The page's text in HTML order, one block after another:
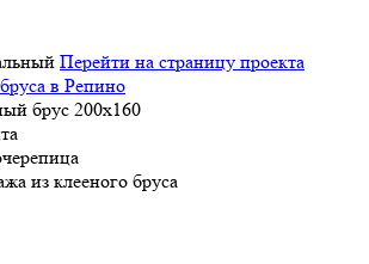
Перейти на страницу проекта
в Репино
брус 200х160
из клееного бруса